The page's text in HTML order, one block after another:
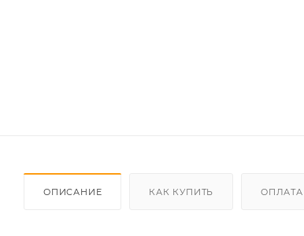
ОПИСАНИЕ КАК КУПИТЬ ОПЛАТА